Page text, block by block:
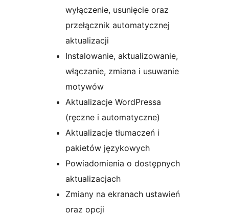
wyłączenie, usunięcie oraz
przełącznik automatycznej
aktualizacji
Instalowanie, aktualizowanie,
włączanie, zmiana i usuwanie
motywów
Aktualizacje WordPressa
(ręczne i automatyczne)
Aktualizacje tłumaczeń i
pakietów językowych
Powiadomienia o dostępnych
aktualizacjach
Zmiany na ekranach ustawień
oraz opcji